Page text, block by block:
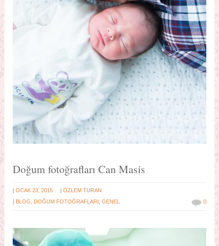
Doğum fotoğrafları Can Masis
| OCAK 23, 2015 |ÖZLEM TURAN
| BLOG DOĞUM FOTOĞRAFLARI ,GENEL 0